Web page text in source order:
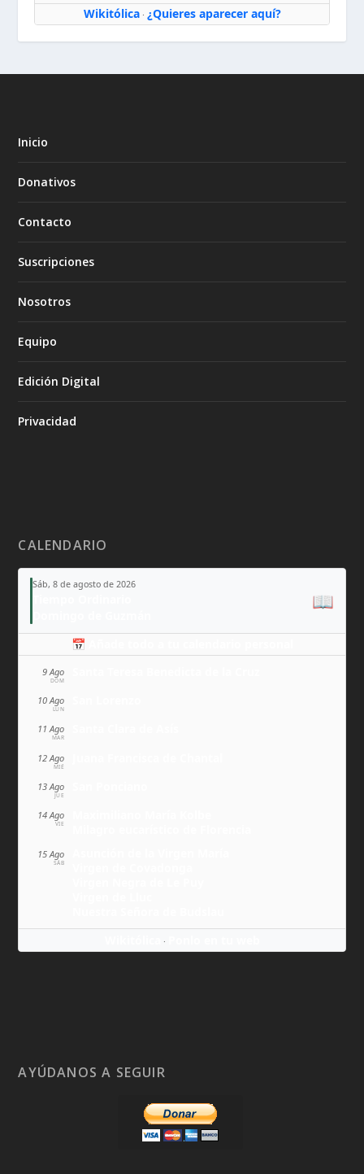
Wikitólica· ¿Quieres aparecer aquí?
Inicio
Donativos
Contacto
Suscripciones
Nosotros
Equipo
Edición Digital
Privacidad
CALENDARIO
Sáb, 8 de agosto de 2026
📖
📅 Añade todo a tu calendario personal
9 Ago
DOM
10 Ago
LUN
11 Ago
MAR
12 Ago
MIÉ
13 Ago
JUE
14 Ago
VIE
15 Ago
SÁB
·
AYÚDANOS A SEGUIR